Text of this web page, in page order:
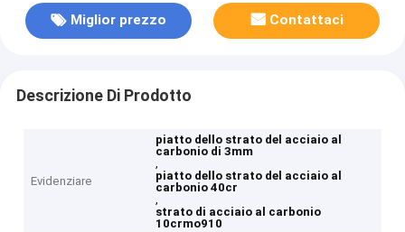
Miglior prezzo Contattaci
Descrizione Di Prodotto
Evidenziare
piatto dello strato del acciaio al
carbonio di 3mm
,
piatto dello strato del acciaio al
carbonio 40cr
,
strato di acciaio al carbonio
10crmo910